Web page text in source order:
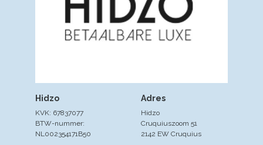
Adres
Hidzo
Cruquiuszoom 51
2142 EW Cruquius
Hidzo
KVK: 67837077
BTW-nummer:
NL002354171B50